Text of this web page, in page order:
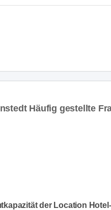
Häufig gestellte
der Location